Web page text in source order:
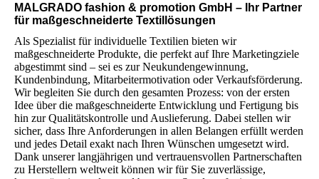
MALGRADO fashion & promotion GmbH – Ihr Partner
für maßgeschneiderte Textillösungen
Als Spezialist für individuelle Textilien bieten wir
maßgeschneiderte Produkte, die perfekt auf Ihre Marketingziele
abgestimmt sind – sei es zur Neukundengewinnung,
Kundenbindung, Mitarbeitermotivation oder Verkaufsförderung.
Wir begleiten Sie durch den gesamten Prozess: von der ersten
Idee über die maßgeschneiderte Entwicklung und Fertigung bis
hin zur Qualitätskontrolle und Auslieferung. Dabei stellen wir
sicher, dass Ihre Anforderungen in allen Belangen erfüllt werden
und jedes Detail exakt nach Ihren Wünschen umgesetzt wird.
Dank unserer langjährigen und vertrauensvollen Partnerschaften
zu Herstellern weltweit können wir für Sie zuverlässige,